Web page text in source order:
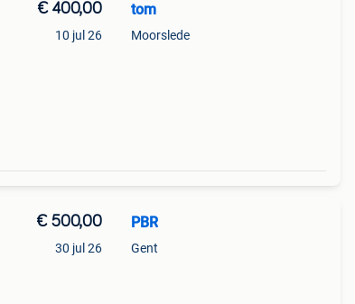
€ 400,00
10 jul 26
tom
Moorslede
€ 500,00
30 jul 26
PBR
Gent